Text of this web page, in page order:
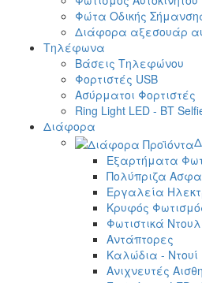
Φώτα Οδικής
Διάφορα αξεσουάρ
Τηλέφωνα
Βάσεις Τηλεφώνου
Φορτιστές USB
Ασύρματοι Φορτιστές
Ring Light LED - BT
Διάφορα
Εξαρτήματα
Πολύπριζα
Εργαλεία
Κρυφός
Φωτιστικά
Αντάπτορες
Καλώδια - Ντουί
Ανιχνευτές